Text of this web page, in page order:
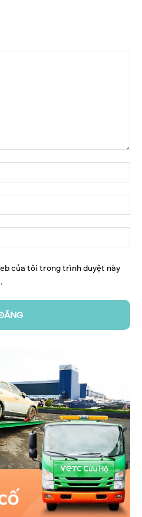
của tôi trong trình duyệt này